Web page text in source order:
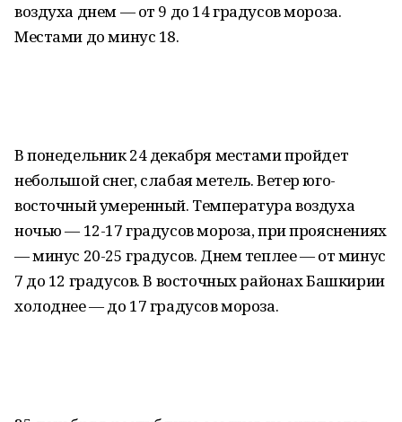
воздуха днем — от 9 до 14 градусов мороза.
Местами до минус 18.
В понедельник 24 декабря местами пройдет
небольшой снег, слабая метель. Ветер юго-
восточный умеренный. Температура воздуха
ночью — 12-17 градусов мороза, при прояснениях
— минус 20-25 градусов. Днем теплее — от минус
7 до 12 градусов. В восточных районах Башкирии
холоднее — до 17 градусов мороза.